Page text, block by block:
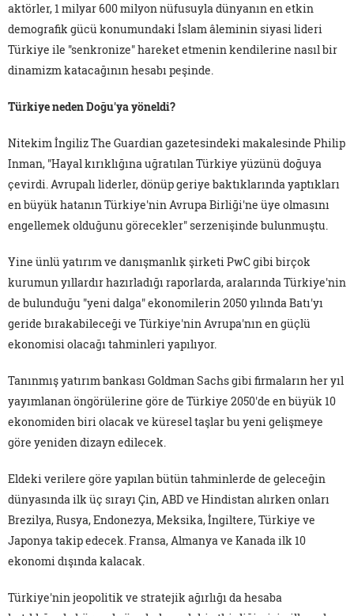
aktörler, 1 milyar 600 milyon nüfusuyla dünyanın en etkin
demografik gücü konumundaki İslam âleminin siyasi lideri
Türkiye ile "senkronize" hareket etmenin kendilerine nasıl bir
dinamizm katacağının hesabı peşinde.
Türkiye neden Doğu'ya yöneldi?
Nitekim İngiliz The Guardian gazetesindeki makalesinde Philip
Inman, "Hayal kırıklığına uğratılan Türkiye yüzünü doğuya
çevirdi. Avrupalı liderler, dönüp geriye baktıklarında yaptıkları
en büyük hatanın Türkiye'nin Avrupa Birliği'ne üye olmasını
engellemek olduğunu görecekler" serzenişinde bulunmuştu.
Yine ünlü yatırım ve danışmanlık şirketi PwC gibi birçok
kurumun yıllardır hazırladığı raporlarda, aralarında Türkiye'nin
de bulunduğu "yeni dalga" ekonomilerin 2050 yılında Batı'yı
geride bırakabileceği ve Türkiye'nin Avrupa'nın en güçlü
ekonomisi olacağı tahminleri yapılıyor.
Tanınmış yatırım bankası Goldman Sachs gibi firmaların her yıl
yayımlanan öngörülerine göre de Türkiye 2050'de en büyük 10
ekonomiden biri olacak ve küresel taşlar bu yeni gelişmeye
göre yeniden dizayn edilecek.
Eldeki verilere göre yapılan bütün tahminlerde de geleceğin
dünyasında ilk üç sırayı Çin, ABD ve Hindistan alırken onları
Brezilya, Rusya, Endonezya, Meksika, İngiltere, Türkiye ve
Japonya takip edecek. Fransa, Almanya ve Kanada ilk 10
ekonomi dışında kalacak.
Türkiye'nin jeopolitik ve stratejik ağırlığı da hesaba